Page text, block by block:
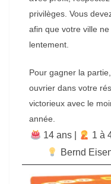
privilèges. Vous
afin que votre ville
lentement.
Pour gagner la
ouvrier dans votre
victorieux avec le
année.
14 ans | 1 à
Bernd